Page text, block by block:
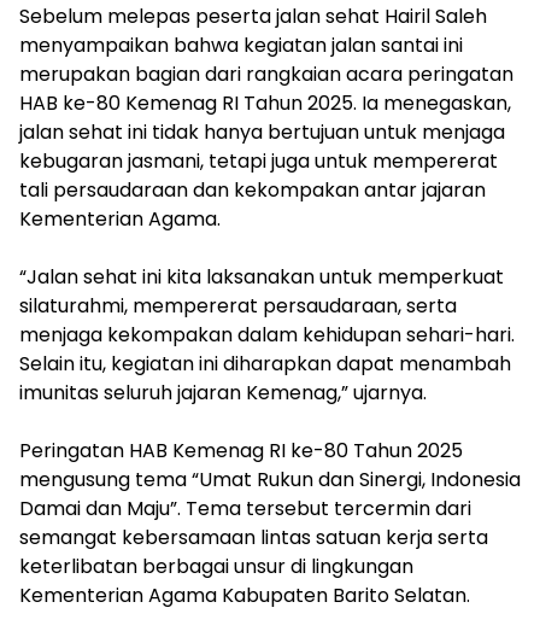
‎Sebelum melepas peserta jalan sehat Hairil Saleh
menyampaikan bahwa kegiatan jalan santai ini
merupakan bagian dari rangkaian acara peringatan
HAB ke-80 Kemenag RI Tahun 2025. Ia menegaskan,
jalan sehat ini tidak hanya bertujuan untuk menjaga
kebugaran jasmani, tetapi juga untuk mempererat
tali persaudaraan dan kekompakan antar jajaran
Kementerian Agama.
‎“Jalan sehat ini kita laksanakan untuk memperkuat
silaturahmi, mempererat persaudaraan, serta
menjaga kekompakan dalam kehidupan sehari-hari.
Selain itu, kegiatan ini diharapkan dapat menambah
imunitas seluruh jajaran Kemenag,” ujarnya.
‎Peringatan HAB Kemenag RI ke-80 Tahun 2025
mengusung tema “Umat Rukun dan Sinergi, Indonesia
Damai dan Maju”. Tema tersebut tercermin dari
semangat kebersamaan lintas satuan kerja serta
keterlibatan berbagai unsur di lingkungan
Kementerian Agama Kabupaten Barito Selatan.